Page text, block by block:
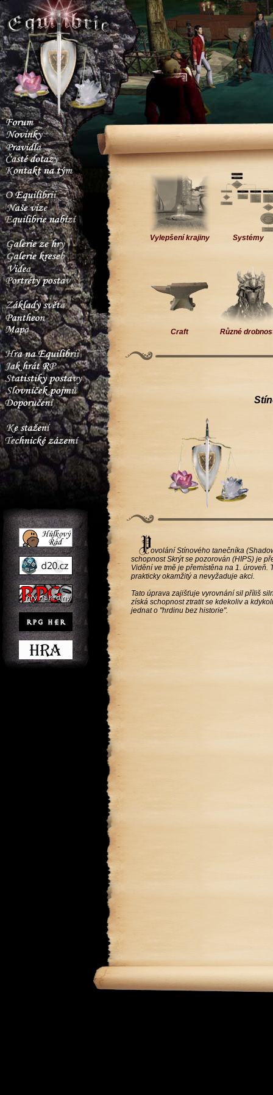
Vylepšení krajiny Systémy
Craft Různé
ovolání Stínového tanečníka
schopnost Skrýt se pozorován (HIPS) je
Vidění ve tmě je přemístěna na 1. úroveň.
prakticky okamžitý a nevyžaduje akci.
Tato úprava zajišťuje vyrovnání sil příliš
získá schopnost ztratit se kdekoliv a
jednat o "hrdinu bez historie".